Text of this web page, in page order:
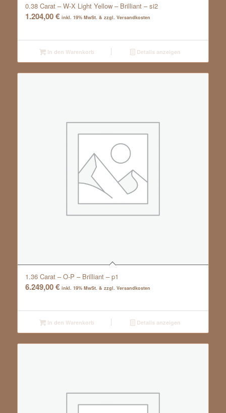
0.38 Carat – W-X Light Yellow – Brilliant – si2
1.204,00€ inkl. 19% MwSt. & zzgl. Versandkosten
In den Warenkorb Details anzeigen
1.36 Carat – O-P – Brilliant – p1
6.249,00€ inkl. 19% MwSt. & zzgl. Versandkosten
In den Warenkorb Details anzeigen